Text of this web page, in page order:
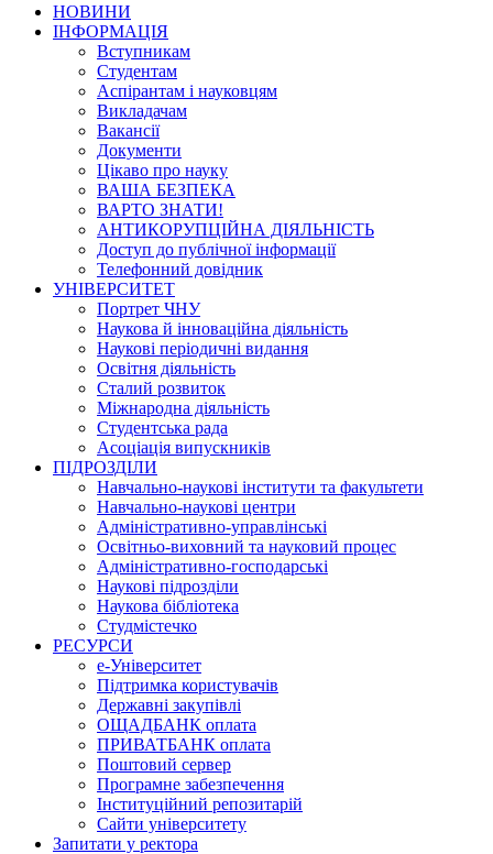
НОВИНИ
ІНФОРМАЦІЯ
Вступникам
Студентам
Аспірантам і науковцям
Викладачам
Вакансії
Документи
Цікаво про науку
ВАША БЕЗПЕКА
ВАРТО ЗНАТИ!
АНТИКОРУПЦІЙНА ДІЯЛЬНІСТЬ
Доступ до публічної інформації
Телефонний довідник
УНІВЕРСИТЕТ
Портрет ЧНУ
Наукова й інноваційна діяльність
Наукові періодичні видання
Освітня діяльність
Сталий розвиток
Міжнародна діяльність
Студентська рада
Асоціація випускників
ПІДРОЗДІЛИ
Навчально-наукові інститути та факультети
Навчально-наукові центри
Адміністративно-управлінські
Освітньо-виховний та науковий процес
Адміністративно-господарські
Наукові підрозділи
Наукова бібліотека
Студмістечко
РЕСУРСИ
е-Університет
Підтримка користувачів
Державні закупівлі
ОЩАДБАНК оплата
ПРИВАТБАНК оплата
Поштовий сервер
Програмне забезпечення
Інституційний репозитарій
Сайти університету
Запитати у ректора